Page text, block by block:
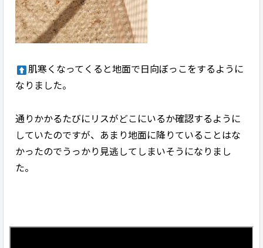
肌寒くなってくると地面で日向ぼっこをするように
なりました。
通りかかるたびにリスがどこにいるか確認するように
していたのですが、あまり地面に降りていることはな
かったのでうっかり見逃してしまいそうになりまし
た。